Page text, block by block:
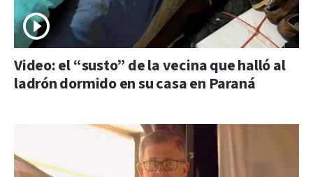
Video: el “susto” de la vecina que halló al
ladrón dormido en su casa en Paraná